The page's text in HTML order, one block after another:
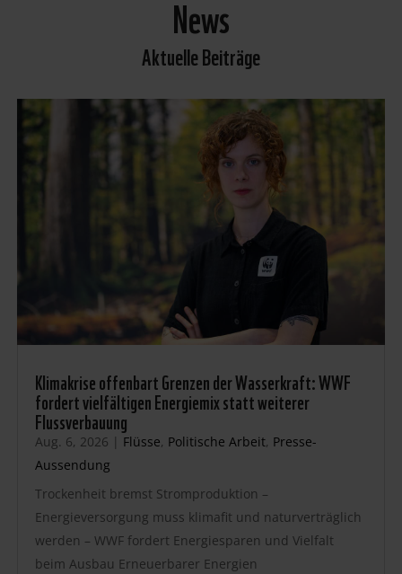
News
Aktuelle Beiträge
Klimakrise offenbart Grenzen der Wasserkraft: WWF
fordert vielfältigen Energiemix statt weiterer
Flussverbauung
Aug. 6, 2026 | Flüsse, Politische Arbeit, Presse-
Aussendung
Trockenheit bremst Stromproduktion –
Energieversorgung muss klimafit und naturverträglich
werden – WWF fordert Energiesparen und Vielfalt
beim Ausbau Erneuerbarer Energien